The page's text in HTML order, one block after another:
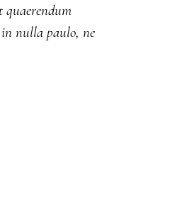
quaerendum
in nulla paulo, ne